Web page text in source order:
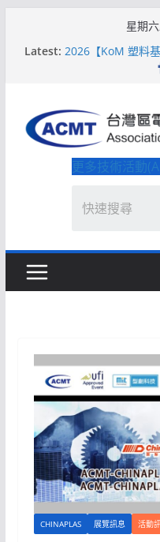
星期
Latest: 2026【QoM 射出
2026【KoM 塑料
解密 AIoM 模塑智
具展重磅登場
ACMT打造「
更多技術活動
CHINAPLAS 展覽訊息 活動